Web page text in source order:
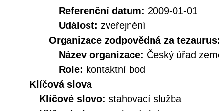
Referenční datum: 2009-01-01
Událost: zveřejnění
Organizace zodpovědná za
Název organizace: Český úřad
Role: kontaktní bod
Klíčová slova
Klíčové slovo: stahovací služba